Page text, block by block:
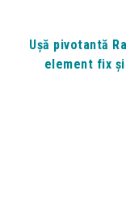
Ușă pivotantă
element fix